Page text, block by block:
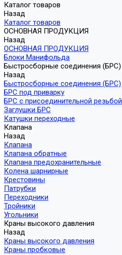
Каталог товаров
Назад
Каталог товаров
ОСНОВНАЯ ПРОДУКЦИЯ
Назад
ОСНОВНАЯ ПРОДУКЦИЯ
Блоки Манифольда
Быстросборные соединения (БРС)
Назад
Быстросборные соединения (БРС)
БРС под приварку
БРС с присоединительной резьбой
Заглушки БРС
Катушки переходные
Клапана
Назад
Клапана
Клапана обратные
Клапана предохранительные
Колена шарнирные
Крестовины
Патрубки
Переходники
Тройники
Угольники
Краны высокого давления
Назад
Краны высокого давления
Краны пробковые